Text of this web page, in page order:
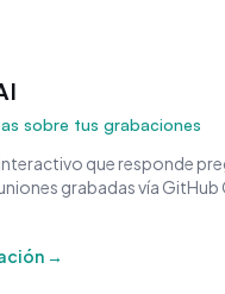
sobre tus grabaciones
que responde
grabadas vía
→